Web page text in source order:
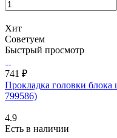
Хит
Советуем
Быстрый просмотр
741 ₽
Прокладка головки блока
799586)
4.9
Есть в наличии